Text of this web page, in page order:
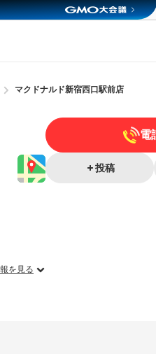
マクドナルド新宿西口駅前店
を見る
電
投稿